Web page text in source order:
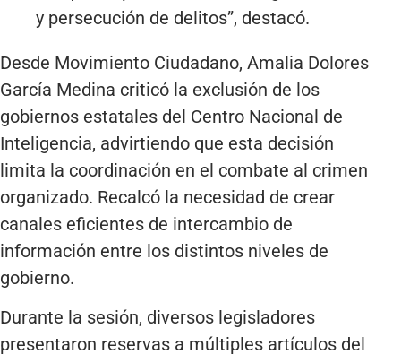
y persecución de delitos”, destacó.
Desde Movimiento Ciudadano, Amalia Dolores
García Medina criticó la exclusión de los
gobiernos estatales del Centro Nacional de
Inteligencia, advirtiendo que esta decisión
limita la coordinación en el combate al crimen
organizado. Recalcó la necesidad de crear
canales eficientes de intercambio de
información entre los distintos niveles de
gobierno.
Durante la sesión, diversos legisladores
presentaron reservas a múltiples artículos del